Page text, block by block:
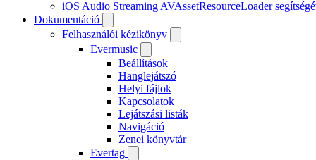
iOS Audio Streaming AVAssetResourceLoader
Dokumentáció
Felhasználói kézikönyv
Evermusic
Beállítások
Hanglejátszó
Helyi fájlok
Kapcsolatok
Lejátszási listák
Navigáció
Zenei könyvtár
Evertag